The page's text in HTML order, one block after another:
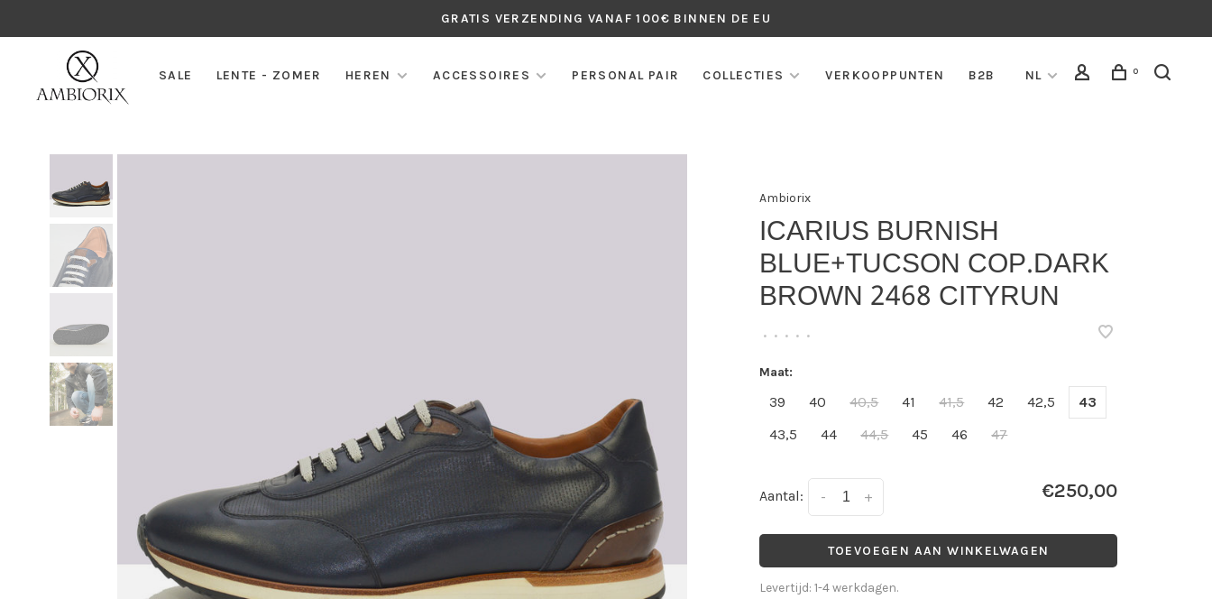
GRATIS VERZENDING VANAF 100€ BINNEN DE EU
SALE LENTE - ZOMER HEREN ACCESSOIRES PERSONAL PAIR COLLECTIES VERKOOPPUNTEN B2B NL 0
Ambiorix
ICARIUS BURNISH
BLUE+TUCSON COP.DARK
BROWN 2468 CITYRUN
• • • • •
Maat:
39 40 40,5 41 41,5 42 42,5
43
43,5
44 44,5 45 46 47
Aantal: +
- €250,00
TOEVOEGEN AAN WINKELWAGEN
Levertijd: 1-4 werkdagen.